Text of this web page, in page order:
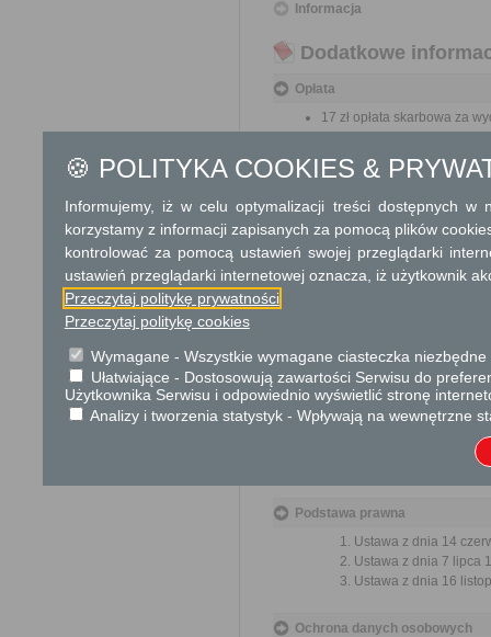
Informacja
Dodatkowe
Opłata
17 zł opłata skarbowa za
Na odmowę wydania
się w terminie 7 dni od
O zachowaniu terminu
operatora publicznego.
Przedmiotem skargi może
ich pracowników, naruszenie
spraw.
Przedmiotem wniosku
usprawnienie pracy i
Organ właściwy dla
Podstawa prawna
Ustawa z dnia 14
Ustawa z dnia 7 lipca
Ustawa z dnia 16
Ochrona danych osobowych
🍪 POLITYKA COOKIES &
Informujemy, iż w celu optymalizacji treści dostępnych w
korzystamy z informacji zapisanych za pomocą plików
kontrolować za pomocą ustawień swojej przeglądarki
ustawień przeglądarki internetowej oznacza, iż użytkownik
Przeczytaj politykę prywatności
Przeczytaj politykę cookies
Wymagane - Wszystkie wymagane ciasteczka
Ułatwiające - Dostosowują zawartości Serwisu do
Użytkownika Serwisu i odpowiednio wyświetlić stronę
Analizy i tworzenia statystyk - Wpływają na wewnętrzne